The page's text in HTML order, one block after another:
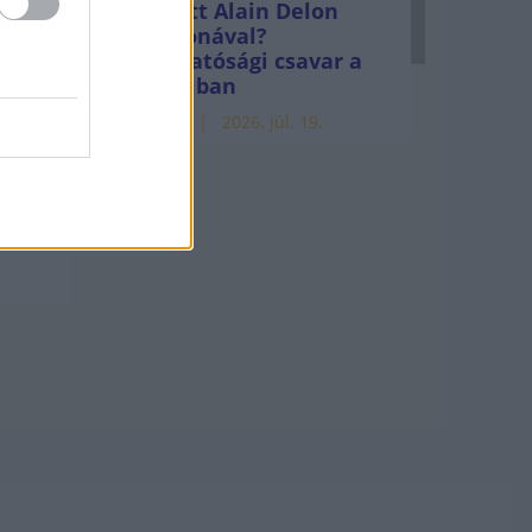
Mi lett Alain Delon
vagyonával?
Adóhatósági csavar a
sztoriban
2026. júl. 19.